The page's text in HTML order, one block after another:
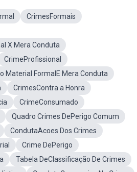
CrimesFormais
X Mera Conduta
CrimeProfissional
Material FormalE Mera Conduta
CrimesContra a Honra
CrimeConsumado
Quadro Crimes DePerigo Comum
CondutaAcoes Dos Crimes
Crime DePerigo
Tabela DeClassificação De Crimes